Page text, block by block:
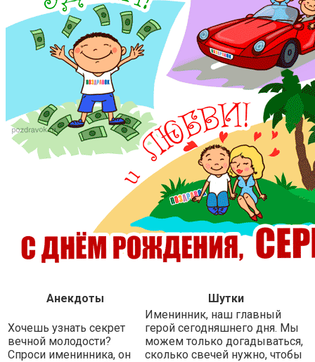
Анекдоты Шутки
Хочешь узнать секрет
вечной молодости?
Спроси именинника, он
Именинник, наш главный
герой сегодняшнего дня. Мы
можем только догадываться,
сколько свечей нужно, чтобы